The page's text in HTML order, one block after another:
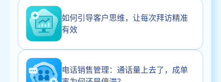
如何引导客户思维，让每次拜访精准
有效
电话销售管理：通话量上去了，成单